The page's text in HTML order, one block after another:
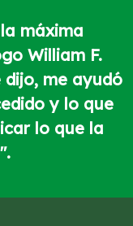
máxima
William F.
me ayudó
y lo que
lo que la